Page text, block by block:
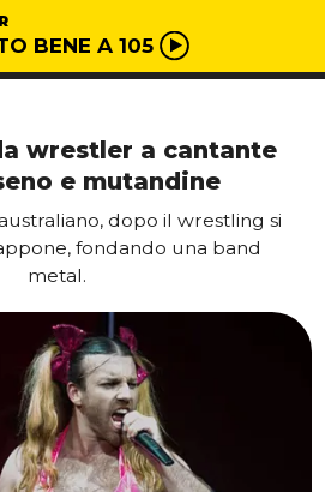
BENE A 105
wrestler a cantante
e mutandine
dopo il wrestling si
fondando una band
metal.